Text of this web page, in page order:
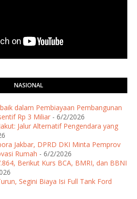
NASIONAL
dalam Pembiayaan Pembangunan
Rp 3 Miliar - 6/2/2026
Jalur Alternatif Pengendara yang
Jakbar, DPRD DKI Minta Pemprov
Rumah - 6/2/2026
Berikut Kurs BCA, BMRI, dan BBNI
Segini Biaya Isi Full Tank Ford